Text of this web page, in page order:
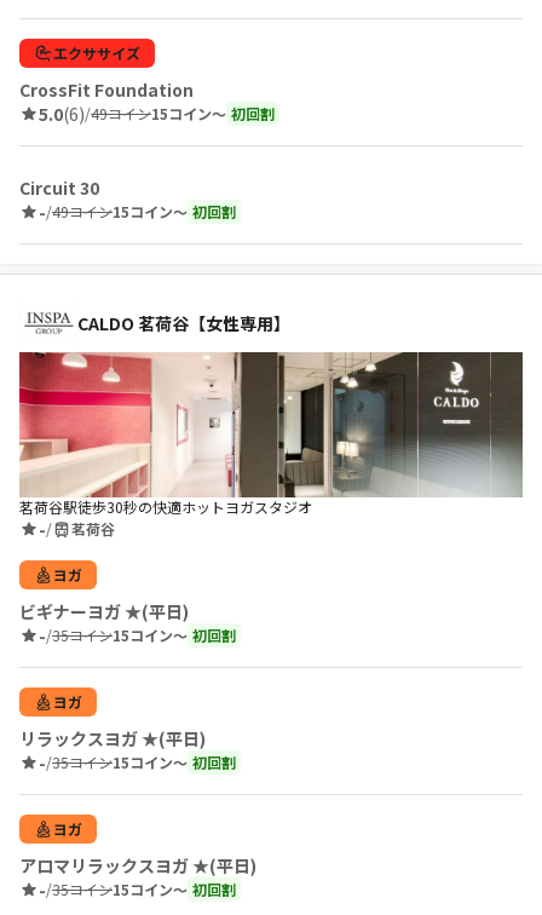
エクササイズ
CrossFit Foundation
5.0(6)/49コイン15コイン〜 初回割
Circuit 30
-/49コイン15コイン〜 初回割
CALDO 茗荷谷【女性専用】
茗荷谷駅徒歩30秒の快適ホットヨガスタジオ
-/ 茗荷谷
ヨガ
ビギナーヨガ ★(平日)
-/35コイン15コイン〜 初回割
ヨガ
リラックスヨガ ★(平日)
-/35コイン15コイン〜 初回割
ヨガ
アロマリラックスヨガ ★(平日)
-/35コイン15コイン〜 初回割